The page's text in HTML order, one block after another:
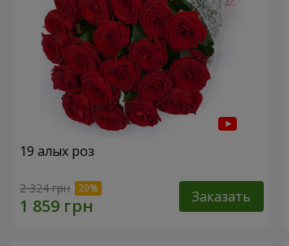
19 алых роз
2 324 грн Заказать